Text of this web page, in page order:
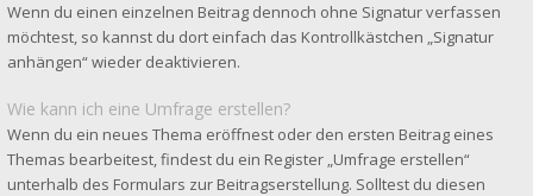
Wenn du einen einzelnen Beitrag dennoch ohne Signatur verfassen
möchtest, so kannst du dort einfach das Kontrollkästchen „Signatur
anhängen“ wieder deaktivieren.
Wie kann ich eine Umfrage erstellen?
Wenn du ein neues Thema eröffnest oder den ersten Beitrag eines
Themas bearbeitest, findest du ein Register „Umfrage erstellen“
unterhalb des Formulars zur Beitragserstellung. Solltest du diesen